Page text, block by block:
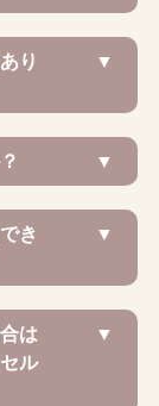
り
き
は
ル